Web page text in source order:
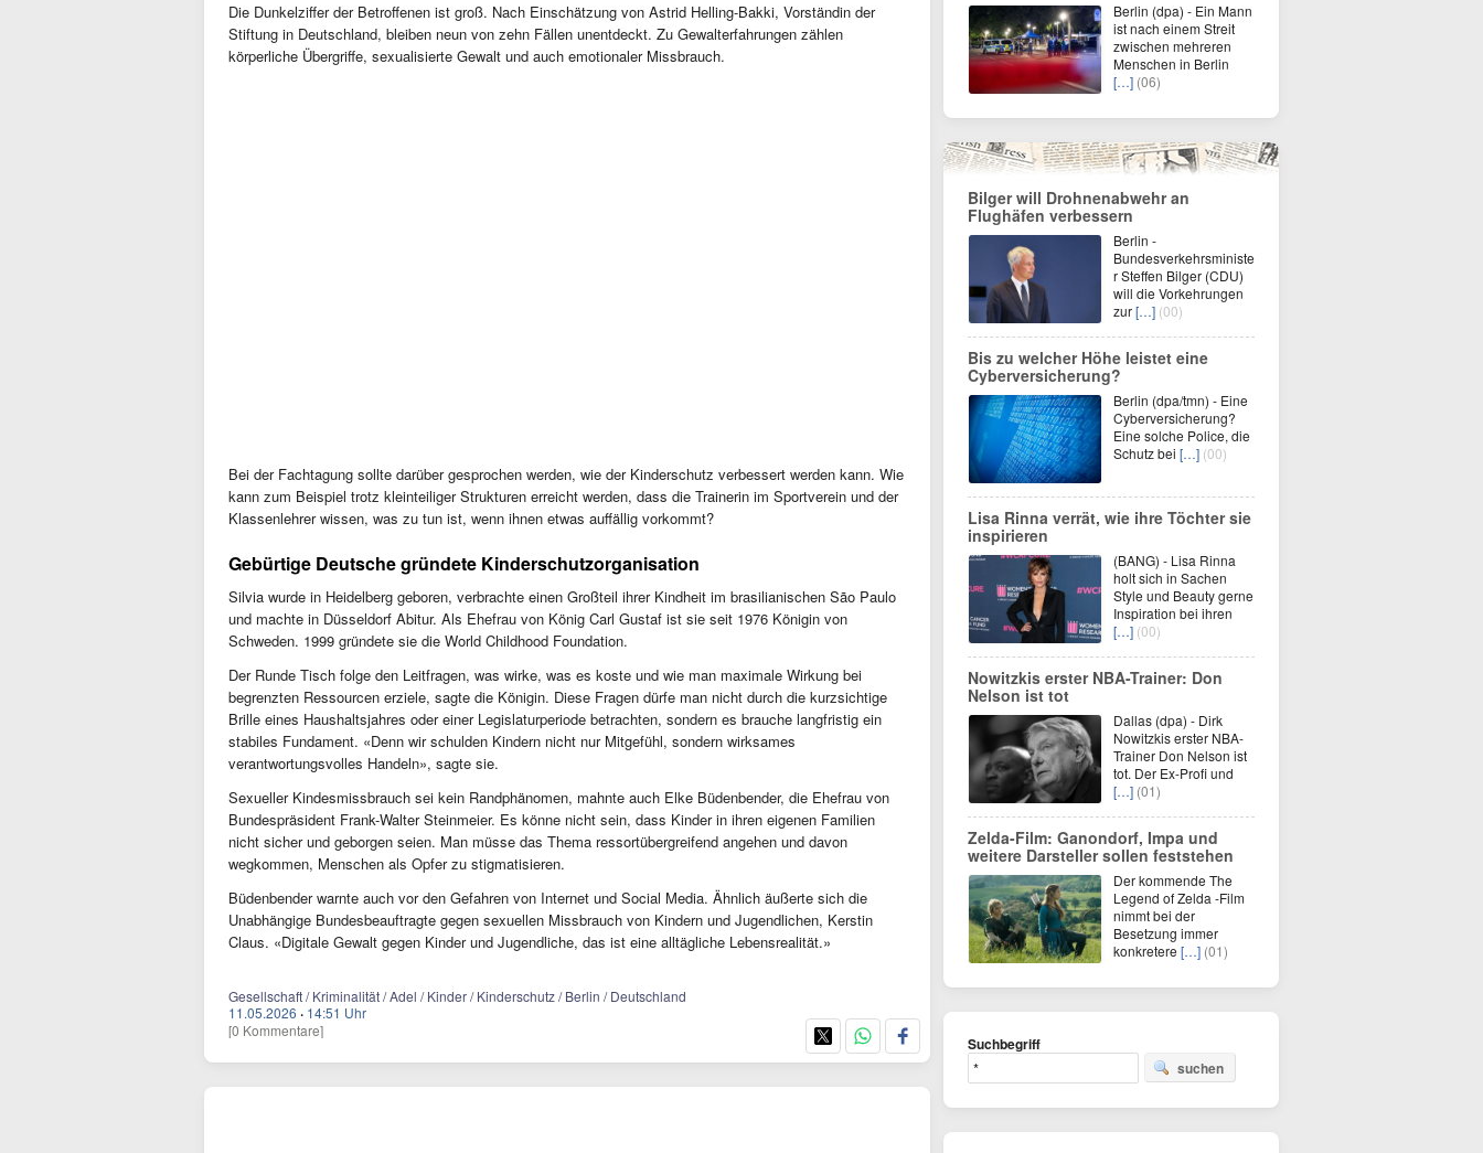
Die Dunkelziffer der Betroffenen ist groß. Nach Einschätzung von Astrid Helling-Bakki, Vorständin der
Stiftung in Deutschland, bleiben neun von zehn Fällen unentdeckt. Zu Gewalterfahrungen zählen
körperliche Übergriffe, sexualisierte Gewalt und auch emotionaler Missbrauch.
Bei der Fachtagung sollte darüber gesprochen werden, wie der Kinderschutz verbessert werden kann. Wie
kann zum Beispiel trotz kleinteiliger Strukturen erreicht werden, dass die Trainerin im Sportverein und der
Klassenlehrer wissen, was zu tun ist, wenn ihnen etwas auffällig vorkommt?
Gebürtige Deutsche gründete Kinderschutzorganisation
Silvia wurde in Heidelberg geboren, verbrachte einen Großteil ihrer Kindheit im brasilianischen São Paulo
und machte in Düsseldorf Abitur. Als Ehefrau von König Carl Gustaf ist sie seit 1976 Königin von
Schweden. 1999 gründete sie die World Childhood Foundation.
Der Runde Tisch folge den Leitfragen, was wirke, was es koste und wie man maximale Wirkung bei
begrenzten Ressourcen erziele, sagte die Königin. Diese Fragen dürfe man nicht durch die kurzsichtige
Brille eines Haushaltsjahres oder einer Legislaturperiode betrachten, sondern es brauche langfristig ein
stabiles Fundament. «Denn wir schulden Kindern nicht nur Mitgefühl, sondern wirksames
verantwortungsvolles Handeln», sagte sie.
Sexueller Kindesmissbrauch sei kein Randphänomen, mahnte auch Elke Büdenbender, die Ehefrau von
Bundespräsident Frank-Walter Steinmeier. Es könne nicht sein, dass Kinder in ihren eigenen Familien
nicht sicher und geborgen seien. Man müsse das Thema ressortübergreifend angehen und davon
wegkommen, Menschen als Opfer zu stigmatisieren.
Büdenbender warnte auch vor den Gefahren von Internet und Social Media. Ähnlich äußerte sich die
Unabhängige Bundesbeauftragte gegen sexuellen Missbrauch von Kindern und Jugendlichen, Kerstin
Claus. «Digitale Gewalt gegen Kinder und Jugendliche, das ist eine alltägliche Lebensrealität.»
Gesellschaft / Kriminalität / Adel / Kinder / Kinderschutz / Berlin / Deutschland
11.05.2026 · 14:51 Uhr
[0 Kommentare]
Berlin (dpa) - Ein Mann
ist nach einem Streit
zwischen mehreren
Menschen in Berlin
[…] (06)
Bilger will Drohnenabwehr an
Flughäfen verbessern
Berlin -
Bundesverkehrsministe
r Steffen Bilger (CDU)
will die Vorkehrungen
zur[…] (00)
Bis zu welcher Höhe leistet eine
Cyberversicherung?
Berlin (dpa/tmn) - Eine
Cyberversicherung?
Eine solche Police, die
Schutz bei […] (00)
Lisa Rinna verrät, wie ihre Töchter sie
inspirieren
(BANG) - Lisa Rinna
holt sich in Sachen
Style und Beauty gerne
Inspiration bei ihren
[…] (00)
Nowitzkis erster NBA-Trainer: Don
Nelson ist tot
Dallas (dpa) - Dirk
Nowitzkis erster NBA-
Trainer Don Nelson ist
tot. Der Ex-Profi und
[…] (01)
Zelda-Film: Ganondorf, Impa und
weitere Darsteller sollen feststehen
Der kommende The
Legend of Zelda -Film
nimmt bei der
Besetzung immer
konkretere […] (01)
Suchbegriff
suchen